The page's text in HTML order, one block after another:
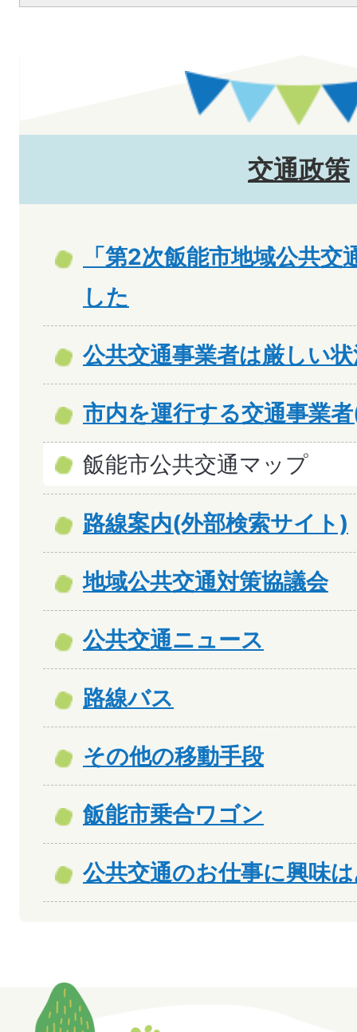
交通政策
「第2次飯能市地域公共
した
公共交通事業者は厳しい
市内を運行する交通事業
飯能市公共交通マップ
路線案内(外部検索サイト)
地域公共交通対策協議会
公共交通ニュース
路線バス
その他の移動手段
飯能市乗合ワゴン
公共交通のお仕事に興味